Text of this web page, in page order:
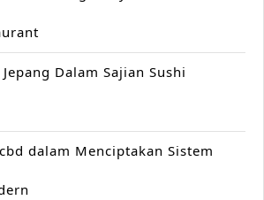
Dalam Sajian Sushi
dalam Menciptakan Sistem